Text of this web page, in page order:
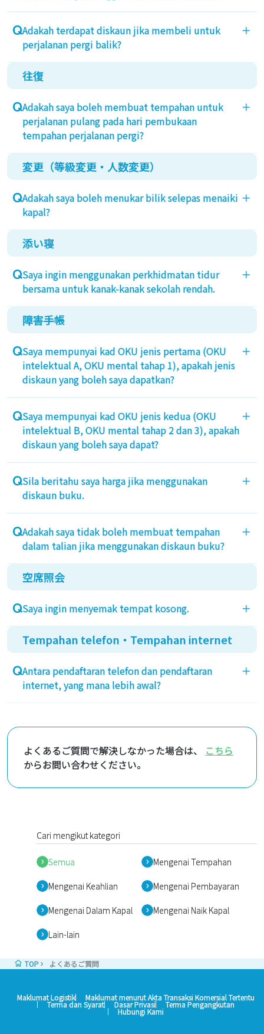
(Pendaftaran untuk perjalanan pulang juga akan
mengikuti syarat yang sama)
Contoh: Tarikh mula tempahan untuk 4/29, 4/30,
lompat, tarikh mula tempahan untuk 4/30 dan 5/1
adalah pada 2/29.
yang membuat tempahan melalui internet boleh
mula membuat tempahan pada pukul 9 pagi satu
hari sebelum dua bulan.
(Pendaftaran untuk perjalanan pulang juga akan
mengikuti syarat yang sama)
Contoh: Tarikh mula tempahan untuk 4/29, 4/30,
dan 5/1 adalah pada 2/28. Namun, untuk tahun
lompat, tarikh mula tempahan untuk 4/30 dan 5/1
adalah pada 2/29.
disahkan di kaunter pada hari tersebut dan boleh
Diskaun berganda (penggunaan dua kali) tidak
dibenarkan.
Adakah terdapat diskaun jika membeli untuk
perjalanan pergi balik?
＋
Tiada diskaun untuk perjalanan pergi balik.
Tempahan melalui internet (kecuali untuk tempoh
C dan D) akan mendapat diskaun 20%.
往復
Adakah saya boleh membuat tempahan untuk
perjalanan pulang pada hari pembukaan
tempahan perjalanan pergi?
＋
Walaupun anda menaiki kapal pergi dan balik,
tempahan akan dibuka masing-masing 2 bulan
sebelum pada pukul 9 pagi. Sila ambil perhatian
bahawa tempahan untuk perjalanan pulang tidak
boleh dibuat semasa membuat tempahan untuk
perjalanan pergi.
変更（等級変更・人数変更）
Adakah saya boleh menukar bilik selepas menaiki
kapal?
＋
Jika ada kekosongan, anda boleh menukar kepada
kelas yang lebih tinggi.
Sila maklumkan kepada kaunter informasi di dalam
kapal selepas menaiki. (Perubahan kelas yang lebih
rendah di dalam kapal tidak diterima)
添い寝
Saya ingin menggunakan perkhidmatan tidur
bersama untuk kanak-kanak sekolah rendah.
＋
Pelajar sekolah rendah tidak boleh menggunakan
perkhidmatan tidur bersama. Caj tambang akan
dikenakan.
Bagi setiap seorang dewasa, seorang kanak-kanak
(belum bersekolah) boleh tidur bersama.
障害手帳
Saya mempunyai kad OKU jenis pertama (OKU
intelektual A, OKU mental tahap 1), apakah jenis
diskaun yang boleh saya dapatkan?
＋
Harga tiket untuk individu dan seorang penjaga,
serta harga penghantaran kereta (1 unit) yang
dipandu oleh salah satu daripada mereka akan
mendapat diskaun 50% daripada harga tetap.
Saya mempunyai kad OKU jenis kedua (OKU
intelektual B, OKU mental tahap 2 dan 3), apakah
diskaun yang boleh saya dapat?
＋
Diskaun 50% hanya untuk harga bilik standard bagi
individu tersebut. Diskaun tidak dikenakan ke atas
Sila beritahu saya harga jika menggunakan
diskaun buku.
＋
Simulasi internet hanya menunjukkan harga dengan
diskaun internet.
selepas diskaun buku.
Adakah saya tidak boleh membuat tempahan
dalam talian jika menggunakan diskaun buku?
＋
Tempahan dalam talian boleh dibuat. Anda boleh
menukar pilihan diskaun pada skrin tempahan
kepada diskaun buku.
空席照会
Saya ingin menyemak tempat kosong. ＋
Pengesahan tempat kosong memerlukan
pendaftaran ahli. Setelah mendaftar, anda boleh
memilih tarikh perjalanan dan menyemak tempat
kosong.
Tempahan telefon・Tempahan internet
Antara pendaftaran telefon dan pendaftaran
internet, yang mana lebih awal?
＋
dua bulan sebelum tarikh pada pukul 9 pagi.
Selain itu, ahli dengan pangkat emas dan ke atas
よくあるご質問で解決しなかった場合は、 こちら
からお問い合わせください。
Cari mengikut kategori
Semua Mengenai Tempahan
Mengenai Keahlian Mengenai Pembayaran
Mengenai Dalam Kapal Mengenai Naik Kapal
Lain-lain
TOP よくあるご質問
Maklumat Logistik Maklumat menurut Akta Transaksi Komersial Tertentu
Terma dan Syarat Dasar Privasi Terma Pengangkutan
Hubungi Kami